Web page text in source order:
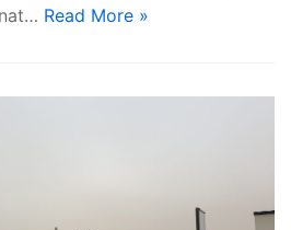
Read More »